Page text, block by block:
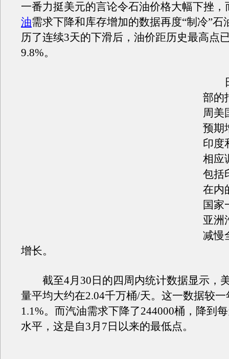
一番力挺美元的言论令石油价格大幅下挫，
油需求下降和库存增加的数据再度“制冷”石
历了连续3天的下滑后，油价距历史最高点
9.8%。
日
部的
周美
预期
印度
相应
包括
在内
国家
亚洲
减慢
增长。
截至4月30日的四周内统计数据显示，
量平均大约在2.04千万桶/天。这一数据较
1.1%。而汽油需求下降了244000桶，降到
水平，这是自3月7日以来的最低点。